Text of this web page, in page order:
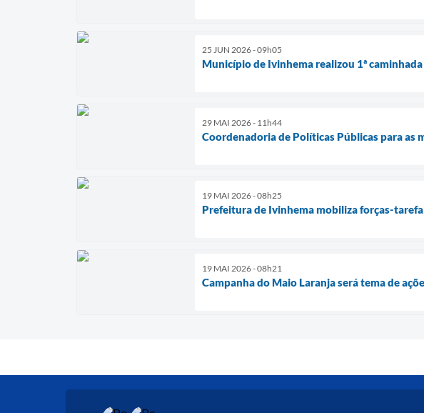
25 JUN 2026 - 09h05
Município de Ivinhema realizou 1ª
29 MAI 2026 - 11h44
Coordenadoria de Políticas Públicas para
19 MAI 2026 - 08h25
Prefeitura de Ivinhema mobiliza forças-
19 MAI 2026 - 08h21
Campanha do Maio Laranja será tema de